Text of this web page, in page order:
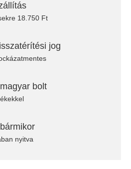
18.750 Ft
jog
bolt
nyitva